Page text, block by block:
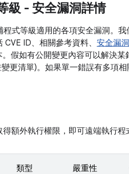
級 - 安全漏洞詳情
式等級適用的各項安全漏洞。
ID、相關參考資料、 安全漏
假如有公開變更內容可以解決
更清單)。如果單一錯誤有多項
額外執行權限，即可遠端執行程
類型 嚴重性